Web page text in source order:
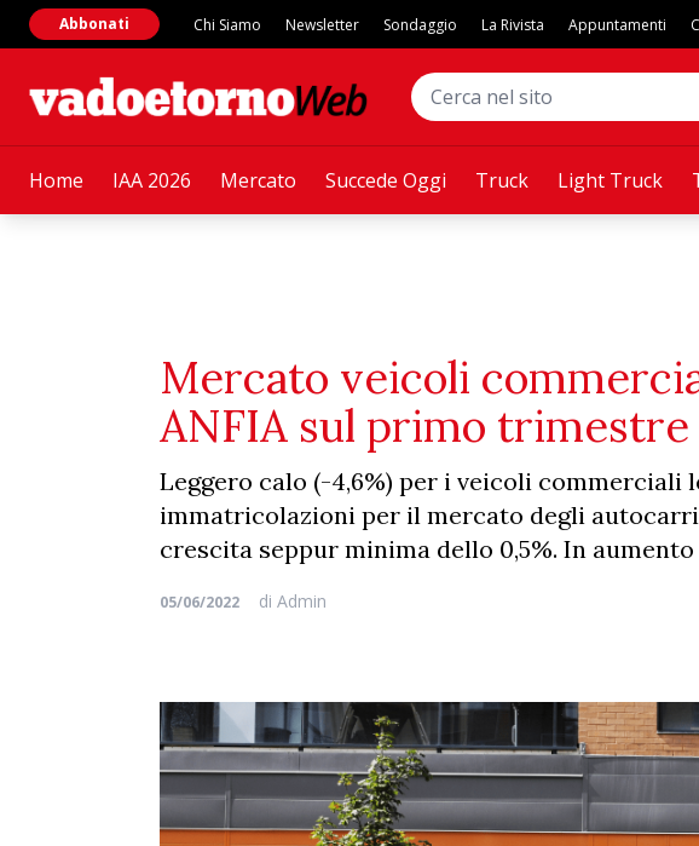
Home IAA 2026 Mercato Succede Oggi Truck Light Truck
Abbonati Chi Siamo Newsletter Sondaggio La Rivista Appuntamenti
Mercato veicoli
ANFIA sul primo trimestre
Leggero calo (-4,6%) per i veicoli commerciali
immatricolazioni per il mercato degli autocarri
crescita seppur minima dello 0,5%. In
05/06/2022 di Admin